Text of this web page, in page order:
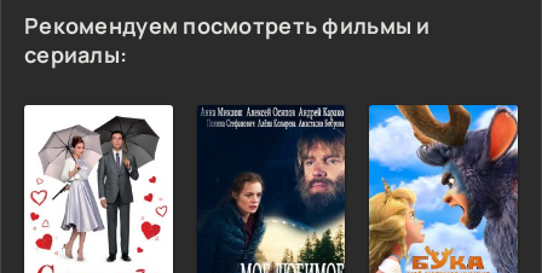
Рекомендуем посмотреть фильмы и
сериалы: